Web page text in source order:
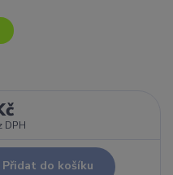
DPH
Přidat do košíku